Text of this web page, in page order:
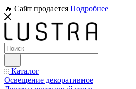
🔥 Сайт продается Подробнее
Каталог
Освещение декоративное